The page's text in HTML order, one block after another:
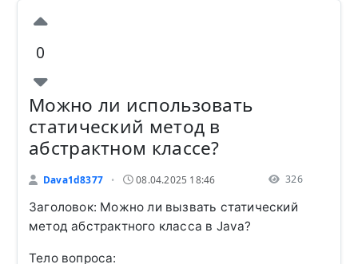
0
Можно ли использовать
статический метод в
абстрактном классе?
Dava1d8377 • 08.04.2025 18:46 326
Заголовок: Можно ли вызвать статический
метод абстрактного класса в Java?
Тело вопроса: